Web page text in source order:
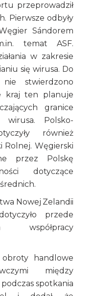
przeprowadził
Pierwsze odbyły
Sándorem
temat ASF.
w zakresie
się wirusa. Do
stwierdzono
kraj ten planuje
granice
wirusa. Polsko-
również
Rolnej. Węgierski
przez Polskę
dotyczące
Nowej Zelandii
przede
współpracy
handlowe
między
podczas spotkania